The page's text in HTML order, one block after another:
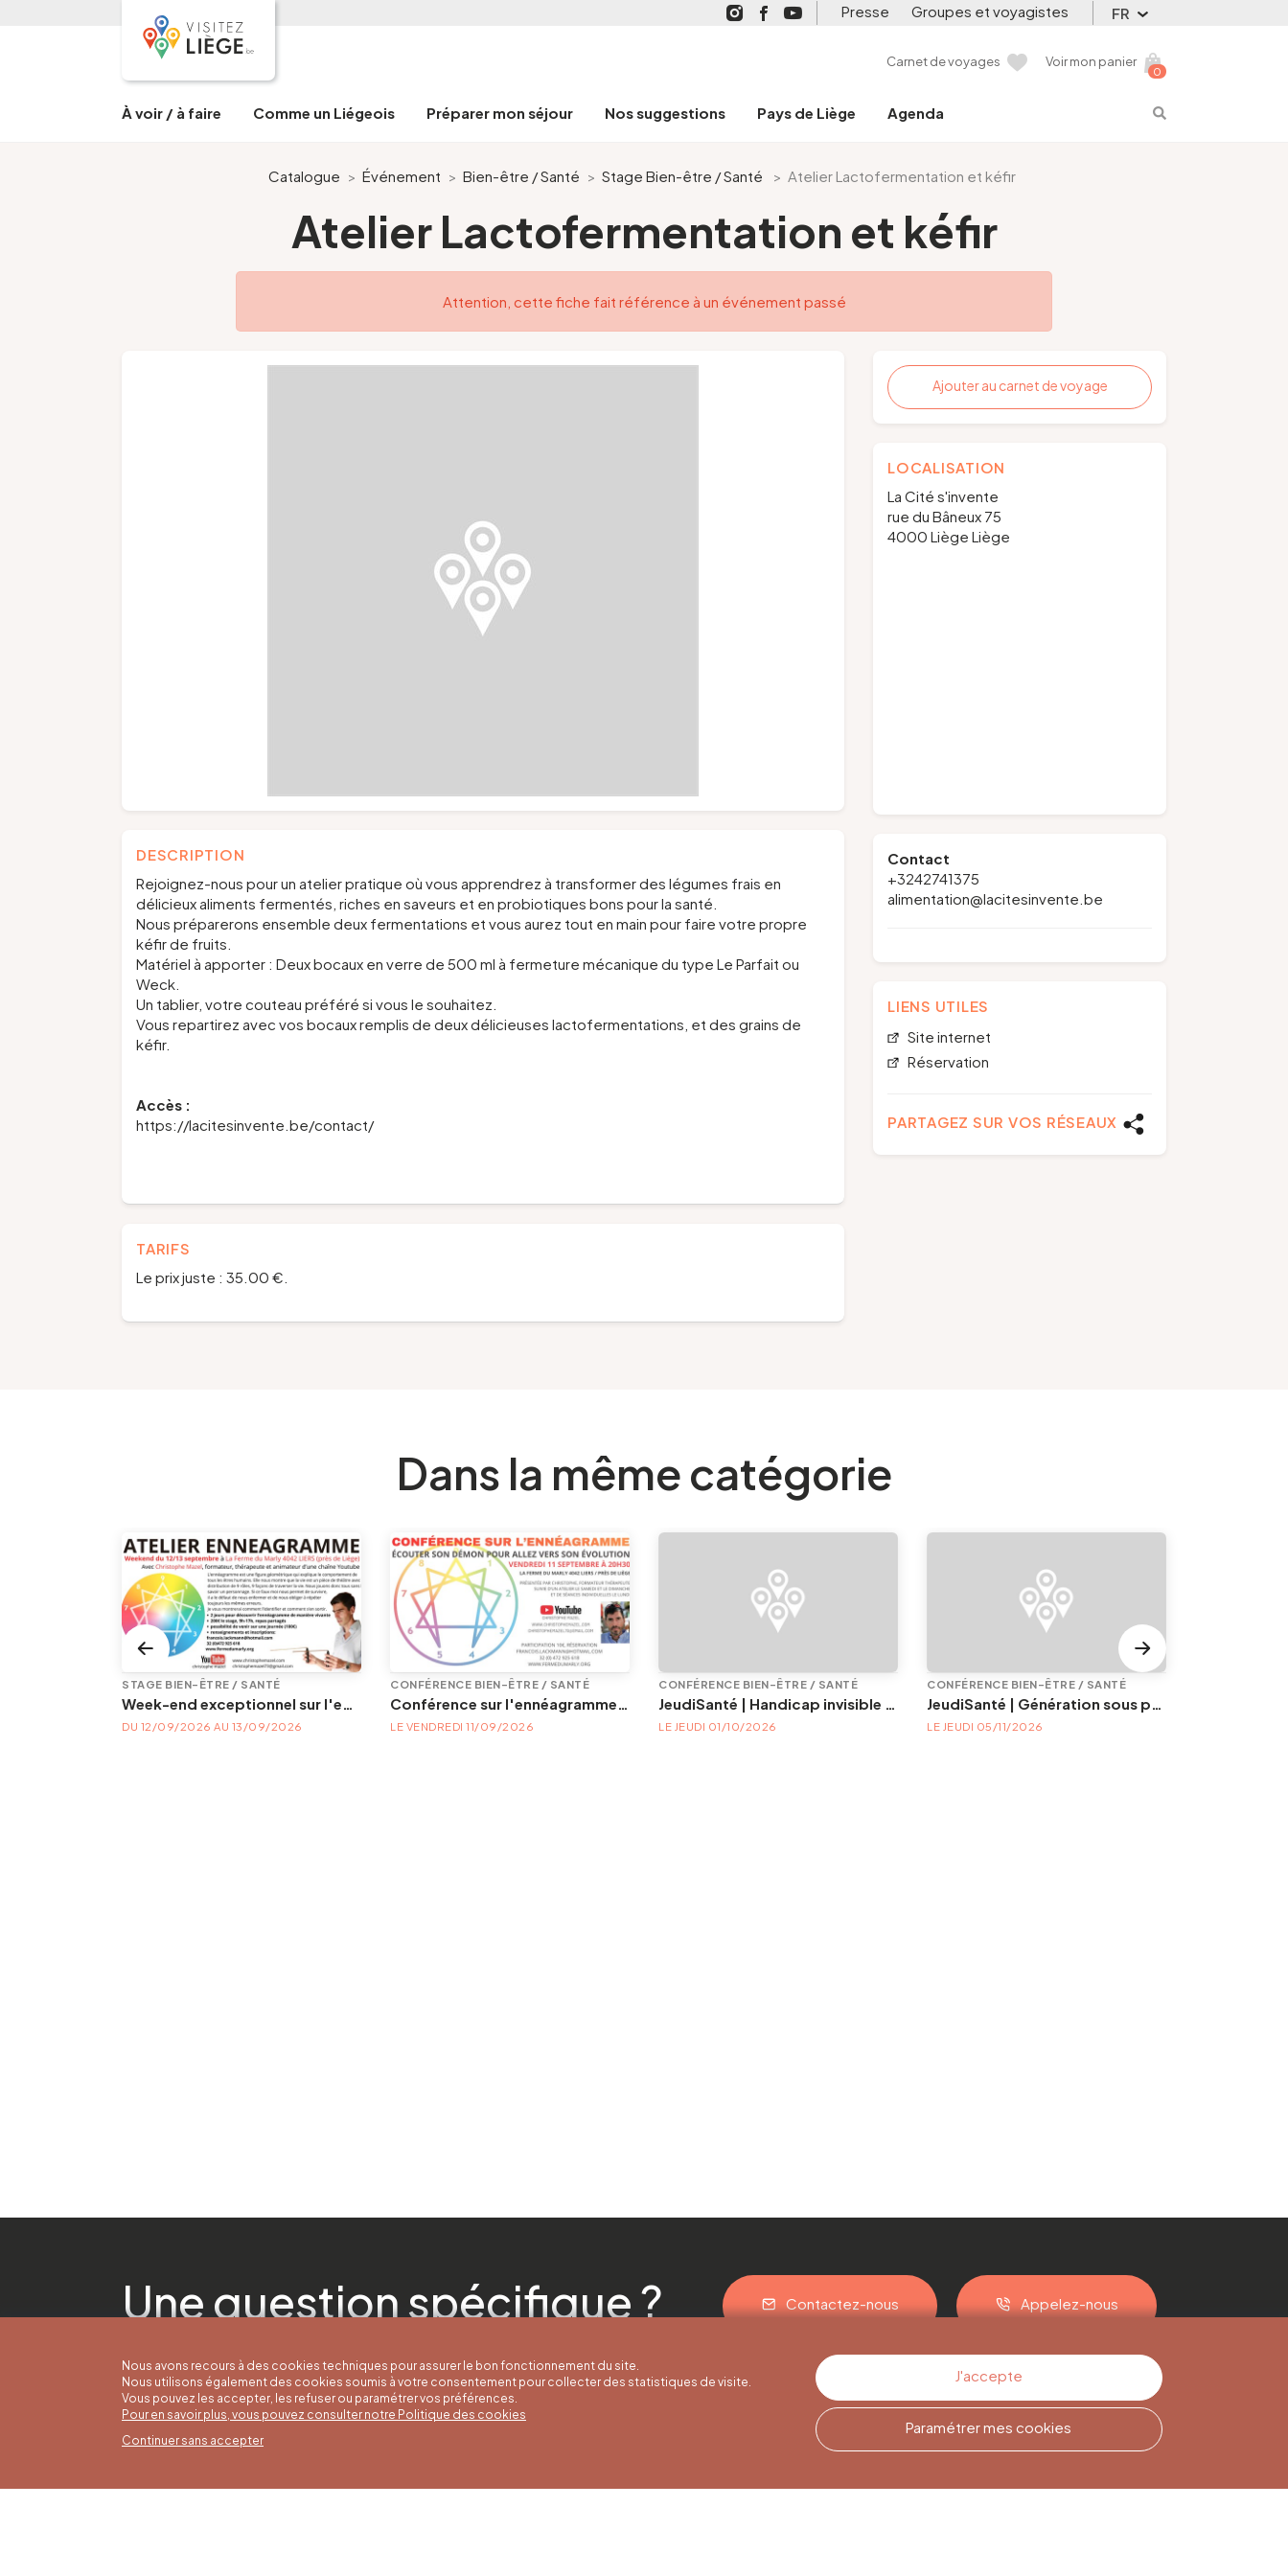
Presse Groupes et voyagistes FR
Carnet de voyages
0
Voir mon panier
À voir / à faire Comme un Liégeois Préparer mon séjour Nos suggestions Pays de Liège Agenda
Catalogue > Événement > Bien-être / Santé > Stage Bien-être / Santé > Atelier Lactofermentation et kéfir
Atelier Lactofermentation et kéfir
Attention, cette fiche fait référence à un événement passé
DESCRIPTION
Rejoignez-nous pour un atelier pratique où vous apprendrez à transformer des légumes frais en
délicieux aliments fermentés, riches en saveurs et en probiotiques bons pour la santé.
Nous préparerons ensemble deux fermentations et vous aurez tout en main pour faire votre propre
kéfir de fruits.
Matériel à apporter : Deux bocaux en verre de 500 ml à fermeture mécanique du type Le Parfait ou
Weck.
Un tablier, votre couteau préféré si vous le souhaitez.
Vous repartirez avec vos bocaux remplis de deux délicieuses lactofermentations, et des grains de
kéfir.
Accès :
https://lacitesinvente.be/contact/
TARIFS
Le prix juste : 35.00 €.
Ajouter au carnet de voyage
LOCALISATION
La Cité s'invente
rue du Bâneux 75
4000 Liège Liège
Contact
+3242741375
alimentation@lacitesinvente.be
LIENS UTILES
Site internet
Réservation
PARTAGEZ SUR VOS RÉSEAUX
Dans la même catégorie
STAGE BIEN-ÊTRE / SANTÉ
Week-end exceptionnel sur l'ennéagramme | Avec Christophe Mazel
DU 12/09/2026 AU 13/09/2026
CONFÉRENCE BIEN-ÊTRE / SANTÉ
Conférence sur l'ennéagramme | Avec Christophe Mazel
LE VENDREDI 11/09/2026
CONFÉRENCE BIEN-ÊTRE / SANTÉ
JeudiSanté | Handicap invisible : ce que l'œil ignore
LE JEUDI 01/10/2026
CONFÉRENCE BIEN-ÊTRE / SANTÉ
JeudiSanté | Génération sous pression : comprendre la santé mentale des jeunes
LE JEUDI 05/11/2026
Une question spécifique ? Contactez-nous Appelez-nous
Inscription à la
Nous avons recours à des cookies techniques pour assurer le bon fonctionnement du site.
Nous utilisons également des cookies soumis à votre consentement pour collecter des statistiques de visite.
Vous pouvez les accepter, les refuser ou paramétrer vos préférences.
Pour en savoir plus, vous pouvez consulter notre Politique des cookies
Continuer sans accepter
J'accepte
Paramétrer mes cookies